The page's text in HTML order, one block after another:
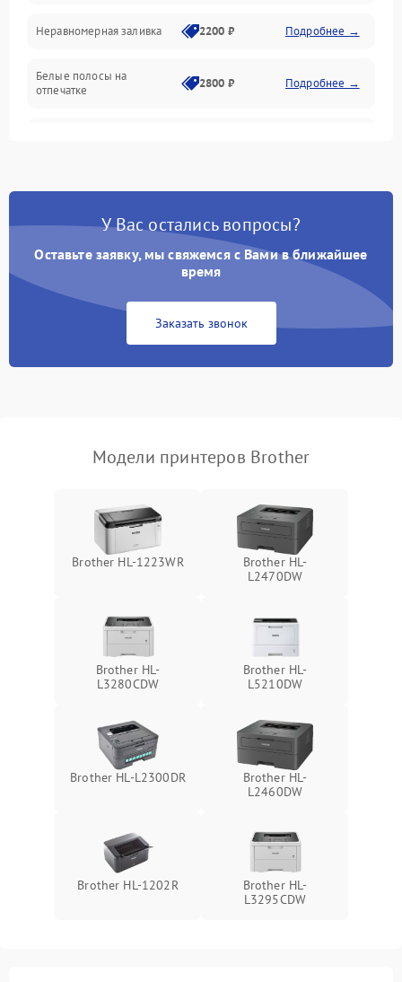
Режим работы
Питание и запуск
Неравномерная заливка 2200 ₽ Подробнее →
Белые полосы на
отпечатке
2800 ₽ Подробнее →
У Вас остались вопросы?
Оставьте заявку, мы свяжемся с Вами в ближайшее
время
Заказать звонок
Модели принтеров Brother
Brother HL-1223WR
Brother HL-
L2470DW
Brother HL-
L3280CDW
Brother HL-
L5210DW
Brother HL-L2300DR
Brother HL-
L2460DW
Brother HL-1202R
Brother HL-
L3295CDW